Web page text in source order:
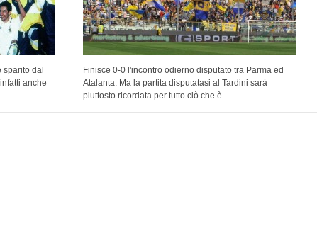
sparito dal
anche
Finisce 0-0 l'incontro odierno disputato tra Parma ed
Atalanta. Ma la partita disputatasi al Tardini sarà
piuttosto ricordata per tutto ciò che è...